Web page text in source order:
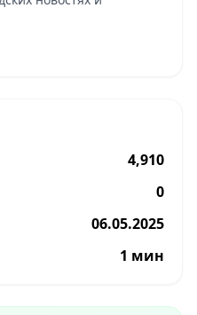
4,910
0
06.05.2025
1 мин